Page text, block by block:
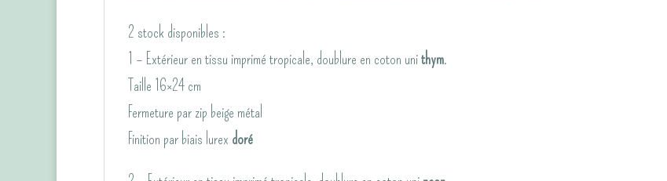
2 stock disponibles :
1 – Extérieur en tissu imprimé tropicale, doublure en coton unithym.
Taille 16×24 cm
Fermeture par zip beige métal
Finition par biais lurex doré